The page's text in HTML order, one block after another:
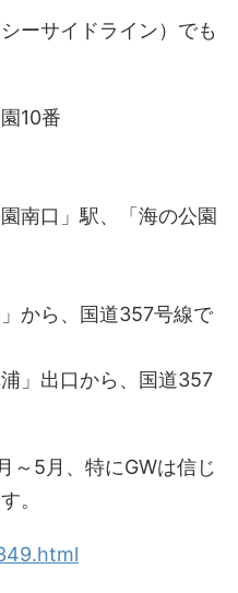
ーサイドライン）でも
10番
南口」駅、「海の公園
から、国道357号線で
」出口から、国道357
～5月、特にGWは信じ
。